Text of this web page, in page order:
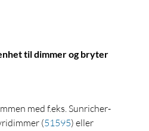
til dimmer og bryter
med f.eks. Sunricher-
(51595) eller